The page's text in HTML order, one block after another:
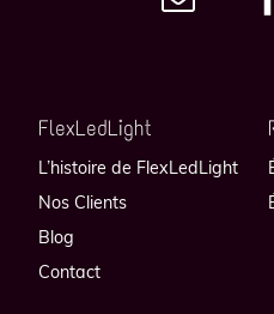
FlexLedLight
L’histoire de FlexLedLight
Nos Clients
Blog
Contact